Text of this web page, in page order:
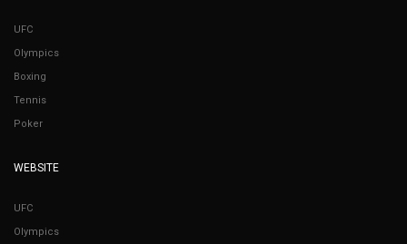
UFC
Olympics
Boxing
Tennis
Poker
WEBSITE
UFC
Olympics